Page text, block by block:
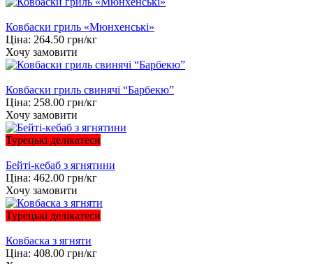
Ковбаски гриль «Мюнхенські»
Ціна: 264.50 грн/кг
Хочу замовити
Ковбаски гриль свинячі “Барбекю”
Ціна: 258.00 грн/кг
Хочу замовити
Турецькі делікатеси
Бейті-кебаб з ягнятини
Ціна: 462.00 грн/кг
Хочу замовити
Турецькі делікатеси
Ковбаска з ягняти
Ціна: 408.00 грн/кг